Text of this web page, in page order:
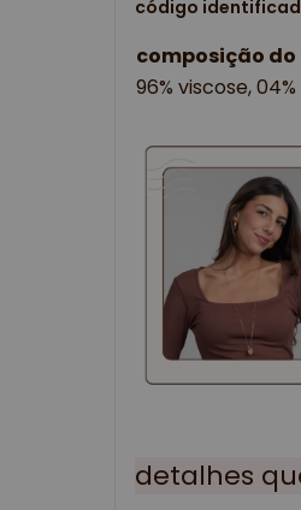
código
composição
96% viscose,
detalhes